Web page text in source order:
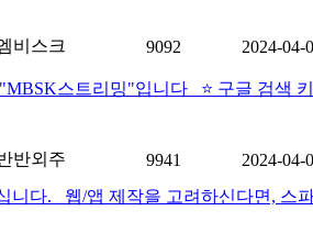
비스크 9092 2024-04-
스트리밍"입니다 ⭐️ 구글 검색 키
반외주 9941 2024-04-
니다. 웹/앱 제작을 고려하신다면, 스